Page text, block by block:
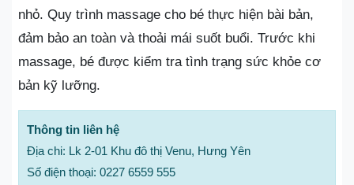
nhỏ. Quy trình massage cho bé thực hiện bài bản,
đảm bảo an toàn và thoải mái suốt buổi. Trước khi
massage, bé được kiểm tra tình trạng sức khỏe cơ
bản kỹ lưỡng.
Thông tin liên hệ
Địa chi: Lk 2-01 Khu đô thị Venu, Hưng Yên
Số điện thoại: 0227 6559 555